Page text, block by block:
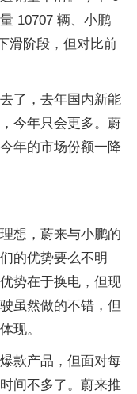
10707 辆、小鹏
滑阶段，但对比前
了，去年国内新能
今年只会更多。蔚
年的市场份额一降
想，蔚来与小鹏的
的优势要么不明
势在于换电，但现
虽然做的不错，但
现。
款产品，但面对每
间不多了。蔚来推